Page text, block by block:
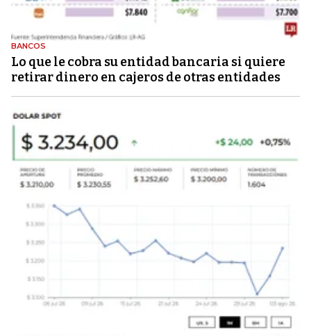
BANCOS
Lo que le cobra su entidad bancaria si quiere
retirar dinero en cajeros de otras entidades